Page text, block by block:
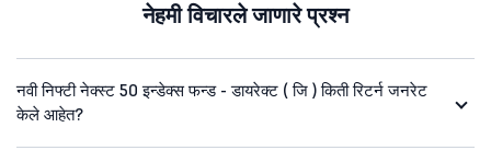
नेहमी विचारले जाणारे प्रश्न
नवी निफ्टी नेक्स्ट 50 इन्डेक्स फन्ड - डायरेक्ट ( जि ) किती रिटर्न जनरेट
केले आहेत?